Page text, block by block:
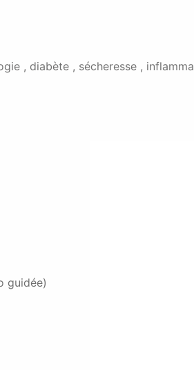
, diabète , sécheresse ,
guidée)